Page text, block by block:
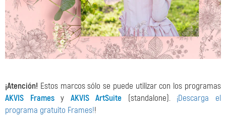
¡Atención! Estos marcos sólo se puede utilizar con los programas
AKVIS Framesy AKVIS ArtSuite (standalone). ¡Descarga el
programa gratuito Frames!!